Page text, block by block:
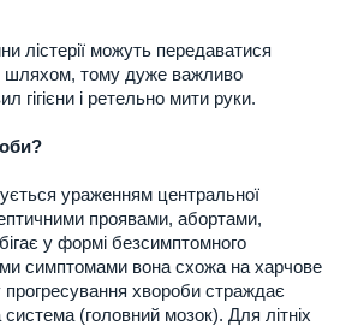
лістерії можуть передаватися
тому дуже важливо
гігієни і ретельно мити руки.
ураженням центральної
проявами, абортами,
у формі безсимптомного
симптомами вона схожа на харчове
хвороби страждає
(головний мозок). Для літніх